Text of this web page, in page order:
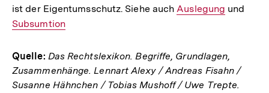
ist der Eigentumsschutz. Siehe auchInterner
Auslegung und
Subsumtion
Quelle: Das Rechtslexikon. Begriffe, Grundlagen,
Zusammenhänge. Lennart Alexy / Andreas Fisahn /
Susanne Hähnchen / Tobias Mushoff / Uwe Trepte.